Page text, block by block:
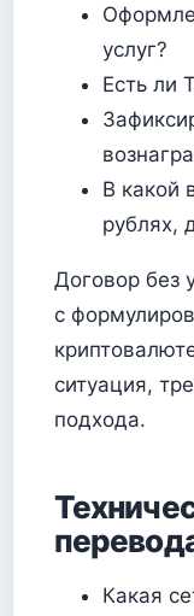
услуг?
Есть ли
В какой
рублях,
Договор без
с
ситуация,
подхода.
Какая